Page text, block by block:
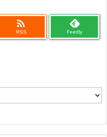

RSS Feedly